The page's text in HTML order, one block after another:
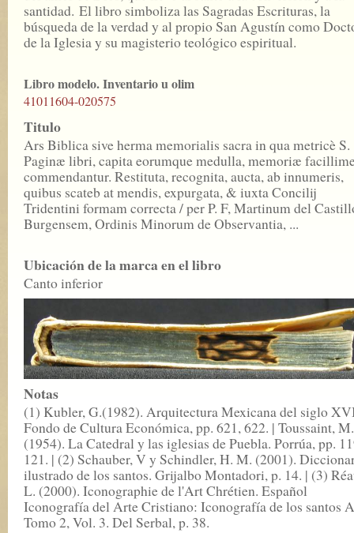
santidad. El libro simboliza las Sagradas Escrituras, la
búsqueda de la verdad y al propio San Agustín como
de la Iglesia y su magisterio teológico espiritual.
Libro modelo. Inventario u olim
41011604-020575
Titulo
Ars Biblica sive herma memorialis sacra in qua metricè S.
Paginæ libri, capita eorumque medulla, memoriæ
commendantur. Restituta, recognita, aucta, ab innumeris,
quibus scateb at mendis, expurgata, & iuxta Concilij
Tridentini formam correcta / per P. F, Martinum del
Burgensem, Ordinis Minorum de Observantia, ...
Ubicación de la marca en el libro
Canto inferior
Notas
(1) Kubler, G.(1982). Arquitectura Mexicana del siglo
Fondo de Cultura Económica, pp. 621, 622. | Toussaint, M.
(1954). La Catedral y las iglesias de Puebla. Porrúa, pp.
121. | (2) Schauber, V y Schindler, H. M. (2001).
ilustrado de los santos. Grijalbo Montadori, p. 14. | (3)
L. (2000). Iconographie de l'Art Chrétien. Español
Iconografía del Arte Cristiano: Iconografía de los santos
Tomo 2, Vol. 3. Del Serbal, p. 38.